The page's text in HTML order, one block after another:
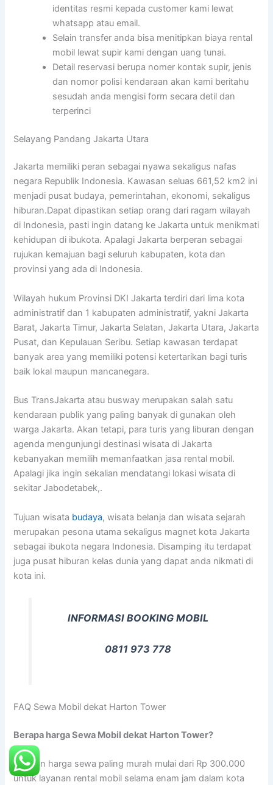
identitas resmi kepada customer kami lewat
whatsapp atau email.
Selain transfer anda bisa menitipkan biaya rental
mobil lewat supir kami dengan uang tunai.
Detail reservasi berupa nomer kontak supir, jenis
dan nomor polisi kendaraan akan kami beritahu
sesudah anda mengisi form secara detil dan
terperinci
Selayang Pandang Jakarta Utara
Jakarta memiliki peran sebagai nyawa sekaligus nafas
negara Republik Indonesia. Kawasan seluas 661,52 km2 ini
menjadi pusat budaya, pemerintahan, ekonomi, sekaligus
hiburan.Dapat dipastikan setiap orang dari ragam wilayah
di Indonesia, pasti ingin datang ke Jakarta untuk menikmati
kehidupan di ibukota. Apalagi Jakarta berperan sebagai
rujukan kemajuan bagi seluruh kabupaten, kota dan
provinsi yang ada di Indonesia.
Wilayah hukum Provinsi DKI Jakarta terdiri dari lima kota
administratif dan 1 kabupaten administratif, yakni Jakarta
Barat, Jakarta Timur, Jakarta Selatan, Jakarta Utara, Jakarta
Pusat, dan Kepulauan Seribu. Setiap kawasan terdapat
banyak area yang memiliki potensi ketertarikan bagi turis
baik lokal maupun mancanegara.
Bus TransJakarta atau busway merupakan salah satu
kendaraan publik yang paling banyak di gunakan oleh
warga Jakarta. Akan tetapi, para turis yang liburan dengan
agenda mengunjungi destinasi wisata di Jakarta
kebanyakan memilih memanfaatkan jasa rental mobil.
Apalagi jika ingin sekalian mendatangi lokasi wisata di
sekitar Jabodetabek,.
Tujuan wisata budaya, wisata belanja dan wisata sejarah
merupakan pesona utama sekaligus magnet kota Jakarta
sebagai ibukota negara Indonesia. Disamping itu terdapat
juga pusat hiburan kelas dunia yang dapat anda nikmati di
kota ini.
INFORMASI BOOKING MOBIL
0811 973 778
FAQ Sewa Mobil dekat Harton Tower
Berapa harga Sewa Mobil dekat Harton Tower?
Adapun harga sewa paling murah mulai dari Rp 300.000
untuk layanan rental mobil selama enam jam dalam kota